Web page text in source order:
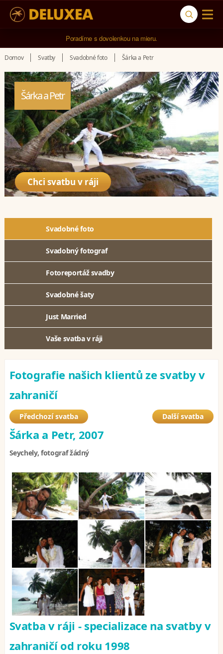
Poradíme s dovolenkou na mieru.
5* cestovná kancelária na luxusnú dovolenku od 4.000 EUR.
Domov Svatby Svadobné foto Šárka a Petr
Šárka a Petr
Chci svatbu v ráji
Svadobné foto
Svadobný fotograf
Fotoreportáž svadby
Svadobné šaty
Just Married
Vaše svatba v ráji
Fotografie našich klientů ze svatby v
zahraničí
Předchozí svatba Další svatba
Šárka a Petr, 2007
Seychely, fotograf žádný
Svatba v ráji - specializace na svatby v
zahraničí od roku 1998